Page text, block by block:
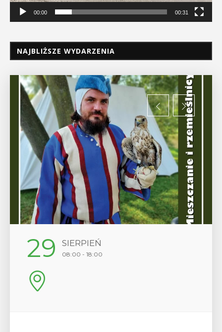
00:00 00:31
NAJBLIŻSZE WYDARZENIA
29 SIERPIEŃ
08:00 - 18:00